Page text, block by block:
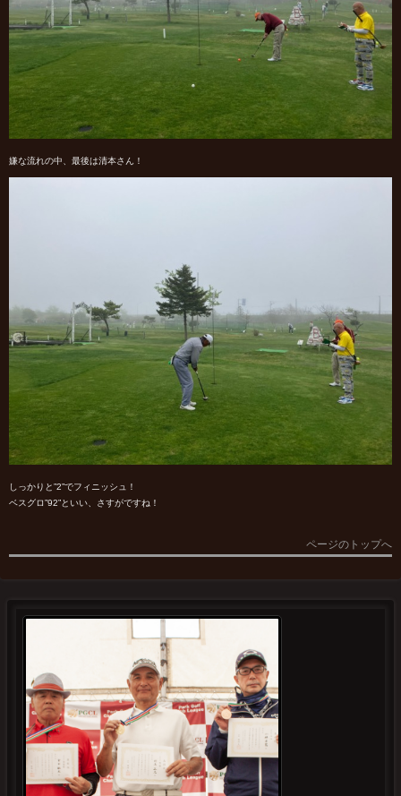
嫌な流れの中、最後は清本さん！
しっかりと”2”でフィニッシュ！
ベスグロ”92”といい、さすがですね！
ページのトップへ